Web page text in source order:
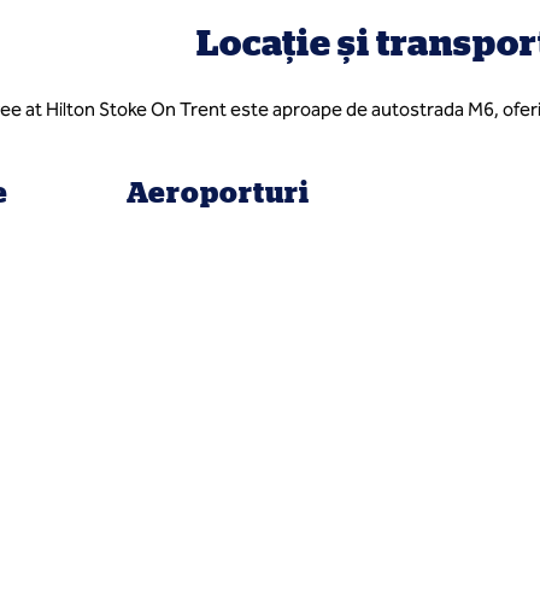
Locație și
at Hilton Stoke On Trent este aproape de autostrada M6,
Aeroporturi